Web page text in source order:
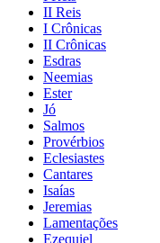
II Reis
I Crônicas
II Crônicas
Esdras
Neemias
Ester
Jó
Salmos
Provérbios
Eclesiastes
Cantares
Isaías
Jeremias
Lamentações
Ezequiel